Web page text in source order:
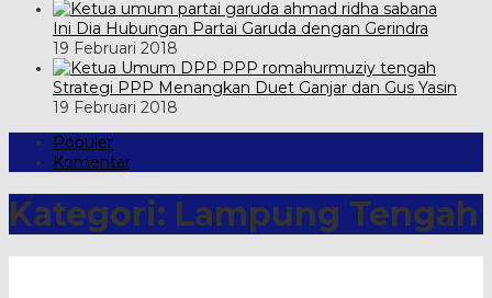
Ini Dia Hubungan Partai Garuda dengan Gerindra
19 Februari 2018
Strategi PPP Menangkan Duet Ganjar dan Gus Yasin
19 Februari 2018
Populer
Komentar
Kategori: Lampung Tengah